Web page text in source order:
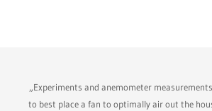
„Experiments and anemometer
to best place a fan to optimally air out the